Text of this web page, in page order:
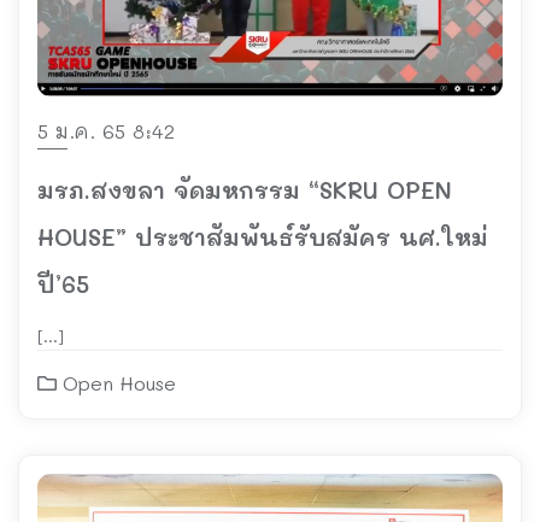
5 ม.ค. 65 8:42
มรภ.สงขลา จัดมหกรรม “SKRU OPEN
HOUSE” ประชาสัมพันธ์รับสมัคร นศ.ใหม่
ปี’65
[…]
Open House